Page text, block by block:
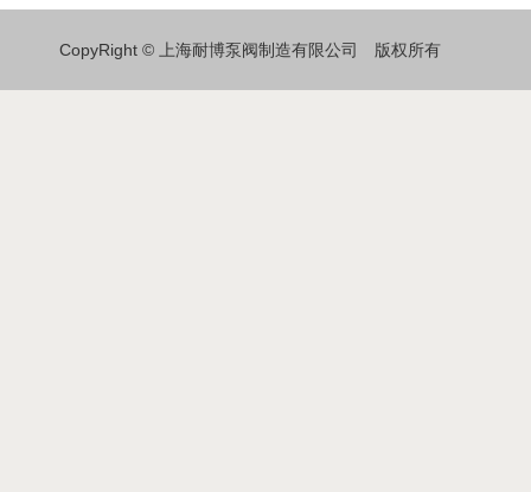
CopyRight © 上海耐博泵阀制造有限公司 版权所有